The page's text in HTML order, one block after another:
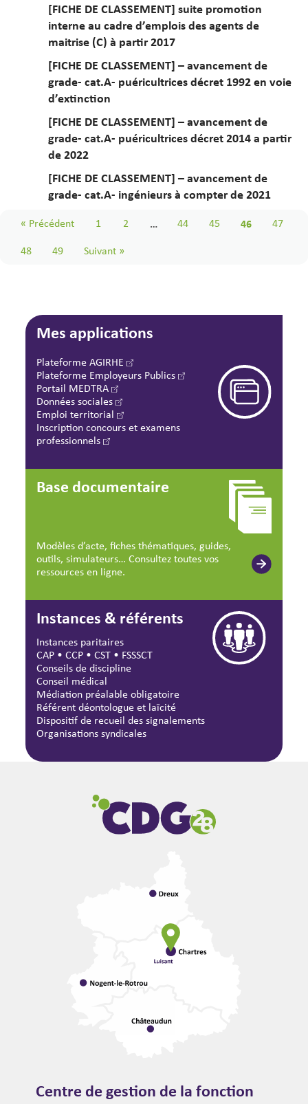
[FICHE DE CLASSEMENT] suite promotion
interne au cadre d’emplois des agents de
maitrise (C) à partir 2017
[FICHE DE CLASSEMENT] – avancement de
grade- cat.A- puéricultrices décret 1992 en voie
d’extinction
[FICHE DE CLASSEMENT] – avancement de
grade- cat.A- puéricultrices décret 2014 a partir
de 2022
[FICHE DE CLASSEMENT] – avancement de
grade- cat.A- ingénieurs à compter de 2021
« Précédent 1 2 … 44 45 46
47
48
49 Suivant »
Mes applications
Plateforme AGIRHE
Plateforme Employeurs Publics
Portail MEDTRA
Données sociales
Emploi territorial
Inscription concours et examens
professionnels
Base documentaire
Modèles d’acte, fiches thématiques, guides,
outils, simulateurs… Consultez toutes vos
ressources en ligne.
Instances & référents
Instances paritaires
CAP •CCP •CST • FSSSCT
Conseils de discipline
Conseil médical
Médiation préalable obligatoire
Référent déontologue et laïcité
Dispositif de recueil des signalements
Organisations syndicales
Centre de gestion de la fonction